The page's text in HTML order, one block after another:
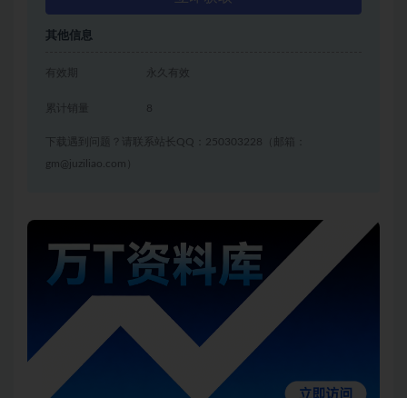
其他信息
有效期 永久有效
累计销量 8
下载遇到问题？请联系站长QQ：250303228（邮箱：
gm@juziliao.com）